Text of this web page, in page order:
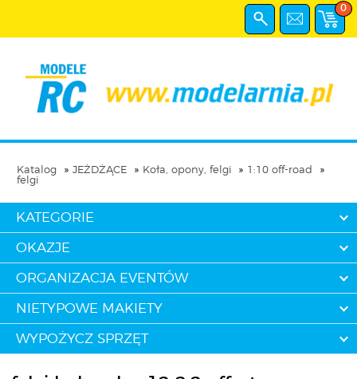
0
Katalog JEŻDŻĄCE Koła, opony, felgi
1:10 off-road
felgi
KATEGORIE
OKAZJE
ORGANIZACJA EVENTÓW
NIETYPOWE MAKIETY
WYPOŻYCZ SPRZĘT